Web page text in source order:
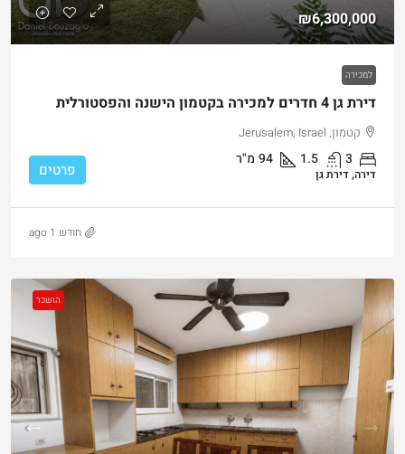
₪6,300,000
למכירה
דירת גן 4 חדרים למכירה בקטמון הישנה והפסטורלית
קטמון, Jerusalem, Israel
3
1.5
94 מ"ר
דירה, דירת גן פרטים
חודש 1 ago
הושכר